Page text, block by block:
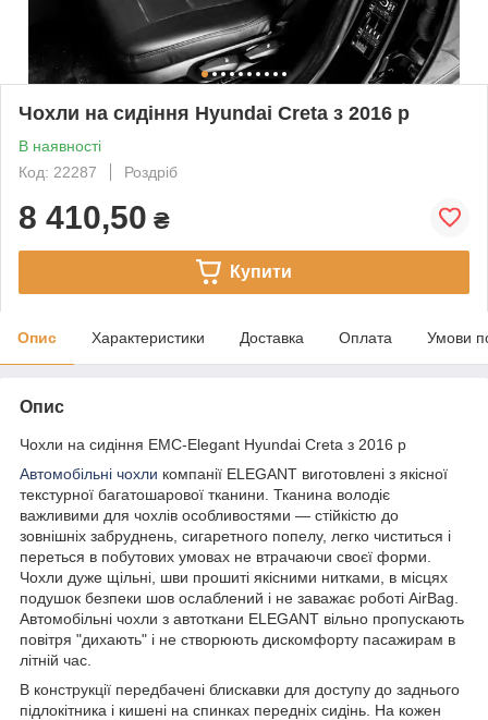
Чохли на сидіння Hyundai Creta з 2016 р
В наявності
Код: 22287
Роздріб
8 410,50 ₴
Купити
Опис Характеристики Доставка Оплата Умови
Опис
Чохли на сидіння EMC-Elegant Hyundai Creta з 2016 р
Автомобільні чохли компанії ELEGANT виготовлені з якісної
текстурної багатошарової тканини. Тканина володіє
важливими для чохлів особливостями — стійкістю до
зовнішніх забруднень, сигаретного попелу, легко чиститься і
переться в побутових умовах не втрачаючи своєї форми.
Чохли дуже щільні, шви прошиті якісними нитками, в місцях
подушок безпеки шов ослаблений і не заважає роботі AirBag.
Автомобільні чохли з автоткани ELEGANT вільно пропускають
повітря "дихають" і не створюють дискомфорту пасажирам в
літній час.
В конструкції передбачені блискавки для доступу до заднього
підлокітника і кишені на спинках передніх сидінь. На кожен